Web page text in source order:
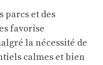
parcs et des
favorise
la nécessité de
calmes et bien